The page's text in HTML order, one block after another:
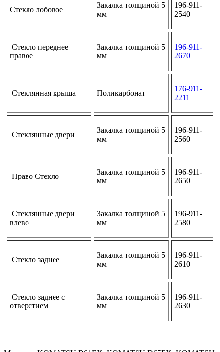
Стекло лобовое
Закалка толщиной 5
мм
196-911-
2540
Стекло переднее
правое
Закалка толщиной 5
мм
196-911-
2670
Стеклянная крыша Поликарбонат
176-911-
2211
Стеклянные двери
Закалка толщиной 5
мм
196-911-
2560
Право Стекло
Закалка толщиной 5
мм
196-911-
2650
Стеклянные двери
влево
Закалка толщиной 5
мм
196-911-
2580
Стекло заднее
Закалка толщиной 5
мм
196-911-
2610
Стекло заднее с
отверстием
Закалка толщиной 5
мм
196-911-
2630